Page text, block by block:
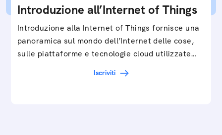
Introduzione all’Internet of Things
Introduzione alla Internet of Things fornisce una
panoramica sul mondo dell’Internet delle cose,
sulle piattaforme e tecnologie cloud utilizzate
Iscriviti